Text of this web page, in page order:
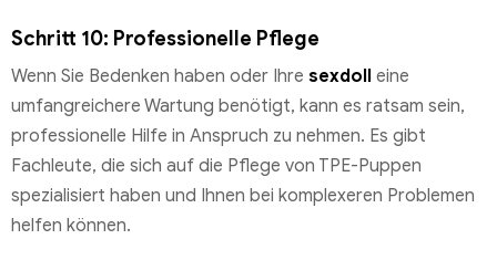
Schritt 10: Professionelle Pflege
Wenn Sie Bedenken haben oder Ihre sexdoll eine
umfangreichere Wartung benötigt, kann es ratsam sein,
professionelle Hilfe in Anspruch zu nehmen. Es gibt
Fachleute, die sich auf die Pflege von TPE-Puppen
spezialisiert haben und Ihnen bei komplexeren Problemen
helfen können.